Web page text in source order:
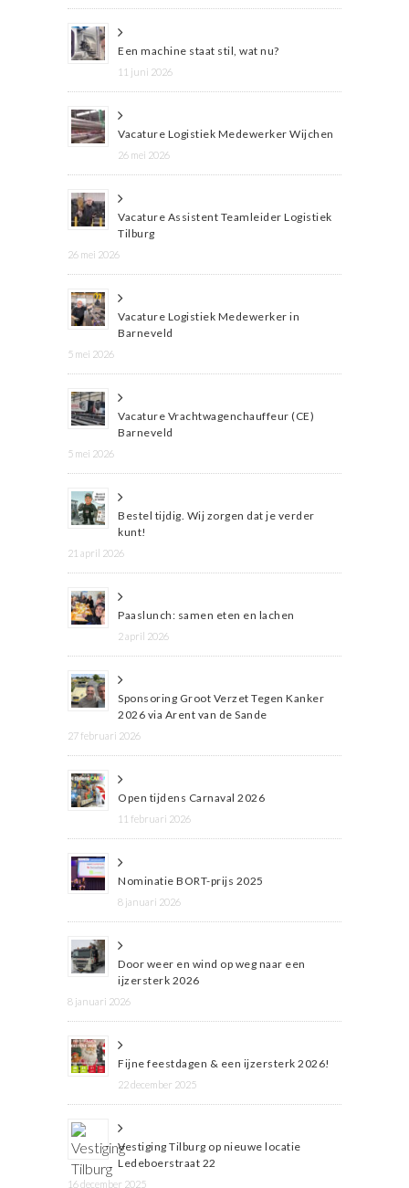
Een machine staat stil, wat nu?
11 juni 2026
Vacature Logistiek Medewerker Wijchen
26 mei 2026
Vacature Assistent Teamleider Logistiek
Tilburg
26 mei 2026
Vacature Logistiek Medewerker in
Barneveld
5 mei 2026
Vacature Vrachtwagenchauffeur (CE)
Barneveld
5 mei 2026
Bestel tijdig. Wij zorgen dat je verder
kunt!
21 april 2026
Paaslunch: samen eten en lachen
2 april 2026
Sponsoring Groot Verzet Tegen Kanker
2026 via Arent van de Sande
27 februari 2026
Open tijdens Carnaval 2026
11 februari 2026
Nominatie BORT-prijs 2025
8 januari 2026
Door weer en wind op weg naar een
ijzersterk 2026
8 januari 2026
Fijne feestdagen & een ijzersterk 2026!
22 december 2025
Vestiging Tilburg op nieuwe locatie
Ledeboerstraat 22
16 december 2025